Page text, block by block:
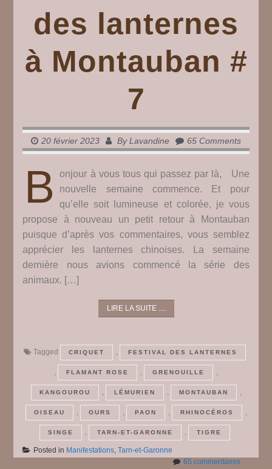
des lanternes
à Montauban #
7
20 février 2023 ByLavandine 65 Comments
B
onjour à vous tous qui passez par là, Une
nouvelle semaine commence. Et pour
qu’elle soit lumineuse et colorée, je vous
propose à nouveau un petit retour à Montauban
puisque d’après vos commentaires, vous semblez
apprécier les lanternes chinoises. La semaine
dernière nous avions commencé la série des
animaux. […]
LIRE LA SUITE ....
Tagged CRIQUET FESTIVAL DES LANTERNES
FLAMANT ROSE GRENOUILLE
KANGOUROU LÉMURIEN MONTAUBAN
OISEAU OURS PAON RHINOCÉROS
SINGE TARN-ET-GARONNE TIGRE
Posted in Manifestations ,Tarn-et-Garonne
65 commentairessur